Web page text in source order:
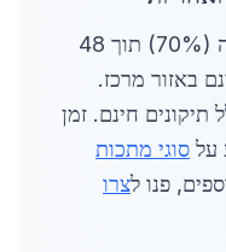
לאחר השלמה, שלמו את היתרה (70%) תוך 48
באזור מרכז.
חינם. זמן
סוגי מתכות
פנו לצרו